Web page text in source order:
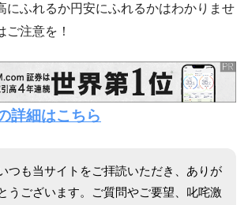
にふれるか円安にふれるかはわかりませ
ご注意を！
詳細はこちら
つも当サイトをご拝読いただき、ありが
うございます。ご質問やご要望、叱咤激